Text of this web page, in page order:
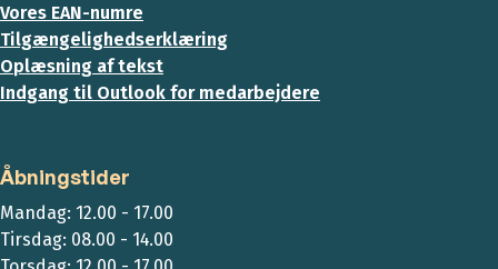
Vores EAN-numre
Tilgængelighedserklæring
Oplæsning af tekst
Indgang til Outlook for medarbejdere
Åbningstider
Mandag: 12.00 - 17.00
Tirsdag: 08.00 - 14.00